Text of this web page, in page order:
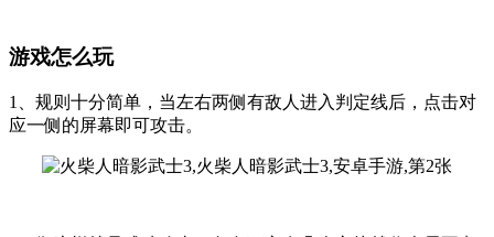
游戏怎么玩
1、规则十分简单，当左右两侧有敌人进入判定线后，点击对
应一侧的屏幕即可攻击。